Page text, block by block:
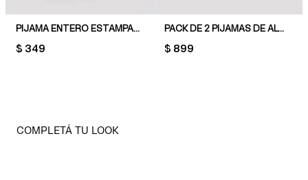
PIJAMA ENTERO ESTAMPADO
PRICE:
$ 349
PACK DE 2 PIJAMAS DE ALGODÓN CON DISEÑO ESTAMPADO
PRICE:
$ 899
COMPLETÁ TU LOOK